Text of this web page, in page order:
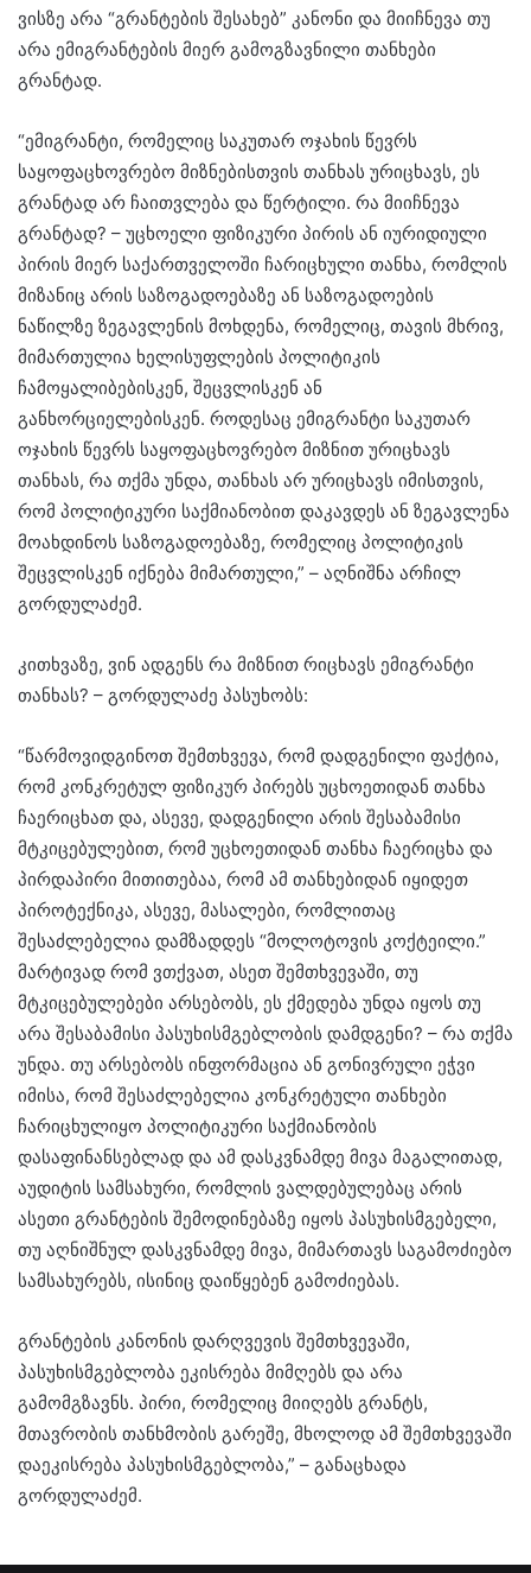
ვისზე არა “გრანტების შესახებ” კანონი და მიიჩნევა თუ
არა ემიგრანტების მიერ გამოგზავნილი თანხები
გრანტად.
“ემიგრანტი, რომელიც საკუთარ ოჯახის წევრს
საყოფაცხოვრებო მიზნებისთვის თანხას ურიცხავს, ეს
გრანტად არ ჩაითვლება და წერტილი. რა მიიჩნევა
გრანტად? – უცხოელი ფიზიკური პირის ან იურიდიული
პირის მიერ საქართველოში ჩარიცხული თანხა, რომლის
მიზანიც არის საზოგადოებაზე ან საზოგადოების
ნაწილზე ზეგავლენის მოხდენა, რომელიც, თავის მხრივ,
მიმართულია ხელისუფლების პოლიტიკის
ჩამოყალიბებისკენ, შეცვლისკენ ან
განხორციელებისკენ. როდესაც ემიგრანტი საკუთარ
ოჯახის წევრს საყოფაცხოვრებო მიზნით ურიცხავს
თანხას, რა თქმა უნდა, თანხას არ ურიცხავს იმისთვის,
რომ პოლიტიკური საქმიანობით დაკავდეს ან ზეგავლენა
მოახდინოს საზოგადოებაზე, რომელიც პოლიტიკის
შეცვლისკენ იქნება მიმართული,” – აღნიშნა არჩილ
გორდულაძემ.
კითხვაზე, ვინ ადგენს რა მიზნით რიცხავს ემიგრანტი
თანხას? – გორდულაძე პასუხობს:
“წარმოვიდგინოთ შემთხვევა, რომ დადგენილი ფაქტია,
რომ კონკრეტულ ფიზიკურ პირებს უცხოეთიდან თანხა
ჩაერიცხათ და, ასევე, დადგენილი არის შესაბამისი
მტკიცებულებით, რომ უცხოეთიდან თანხა ჩაერიცხა და
პირდაპირი მითითებაა, რომ ამ თანხებიდან იყიდეთ
პიროტექნიკა, ასევე, მასალები, რომლითაც
შესაძლებელია დამზადდეს “მოლოტოვის კოქტეილი.”
მარტივად რომ ვთქვათ, ასეთ შემთხვევაში, თუ
მტკიცებულებები არსებობს, ეს ქმედება უნდა იყოს თუ
არა შესაბამისი პასუხისმგებლობის დამდგენი? – რა თქმა
უნდა. თუ არსებობს ინფორმაცია ან გონივრული ეჭვი
იმისა, რომ შესაძლებელია კონკრეტული თანხები
ჩარიცხულიყო პოლიტიკური საქმიანობის
დასაფინანსებლად და ამ დასკვნამდე მივა მაგალითად,
აუდიტის სამსახური, რომლის ვალდებულებაც არის
ასეთი გრანტების შემოდინებაზე იყოს პასუხისმგებელი,
თუ აღნიშნულ დასკვნამდე მივა, მიმართავს საგამოძიებო
სამსახურებს, ისინიც დაიწყებენ გამოძიებას.
გრანტების კანონის დარღვევის შემთხვევაში,
პასუხისმგებლობა ეკისრება მიმღებს და არა
გამომგზავნს. პირი, რომელიც მიიღებს გრანტს,
მთავრობის თანხმობის გარეშე, მხოლოდ ამ შემთხვევაში
დაეკისრება პასუხისმგებლობა,” – განაცხადა
გორდულაძემ.